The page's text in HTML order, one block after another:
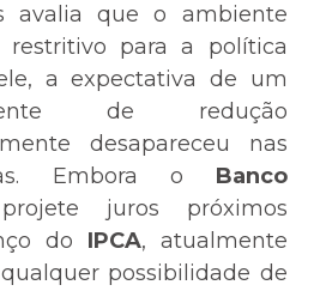
avalia que o ambiente
para a política
a expectativa de um
de redução
desapareceu nas
Embora o Banco
juros próximos
do IPCA, atualmente
possibilidade de